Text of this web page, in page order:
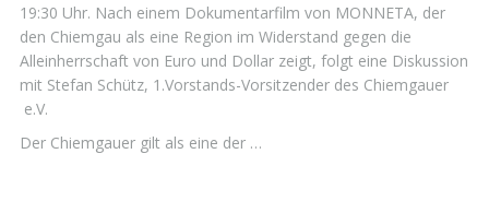
19:30 Uhr. Nach einem Dokumentarfilm von MONNETA, der
den Chiemgau als eine Region im Widerstand gegen die
Alleinherrschaft von Euro und Dollar zeigt, folgt eine Diskussion
mit Stefan Schütz, 1.Vorstands-Vorsitzender des Chiemgauer
e.V.
Der Chiemgauer gilt als eine der …